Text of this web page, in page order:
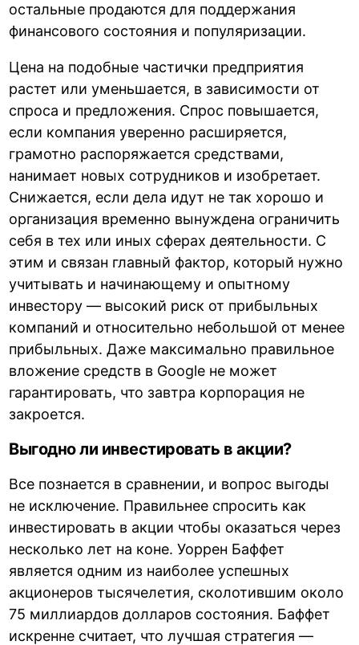
остальные продаются для поддержания
финансового состояния и популяризации.
Цена на подобные частички предприятия
растет или уменьшается, в зависимости от
спроса и предложения. Спрос повышается,
если компания уверенно расширяется,
грамотно распоряжается средствами,
нанимает новых сотрудников и изобретает.
Снижается, если дела идут не так хорошо и
организация временно вынуждена ограничить
себя в тех или иных сферах деятельности. С
этим и связан главный фактор, который нужно
учитывать и начинающему и опытному
инвестору — высокий риск от прибыльных
компаний и относительно небольшой от менее
прибыльных. Даже максимально правильное
вложение средств в Google не может
гарантировать, что завтра корпорация не
закроется.
Выгодно ли инвестировать в акции?
Все познается в сравнении, и вопрос выгоды
не исключение. Правильнее спросить как
инвестировать в акции чтобы оказаться через
несколько лет на коне. Уоррен Баффет
является одним из наиболее успешных
акционеров тысячелетия, сколотившим около
75 миллиардов долларов состояния. Баффет
искренне считает, что лучшая стратегия —